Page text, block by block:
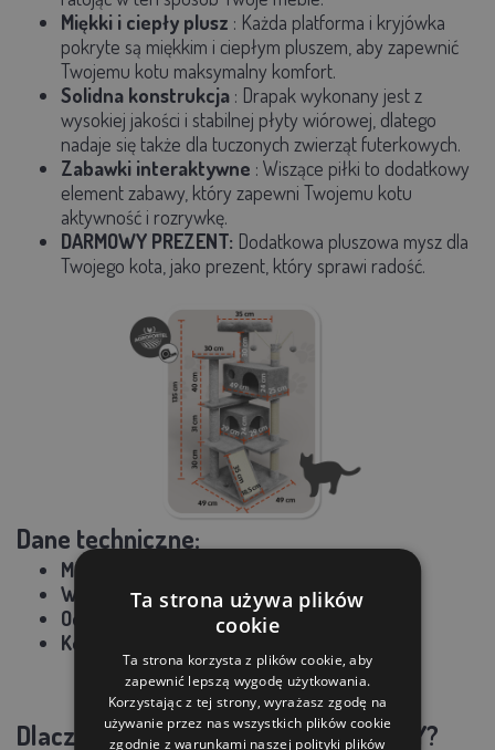
Miękki i ciepły plusz : Każda platforma i kryjówka
pokryte są miękkim i ciepłym pluszem, aby zapewnić
Twojemu kotu maksymalny komfort.
Solidna konstrukcja : Drapak wykonany jest z
wysokiej jakości i stabilnej płyty wiórowej, dlatego
nadaje się także dla tuczonych zwierząt futerkowych.
Zabawki interaktywne : Wiszące piłki to dodatkowy
element zabawy, który zapewni Twojemu kotu
aktywność i rozrywkę.
DARMOWY PREZENT: Dodatkowa pluszowa mysz dla
Twojego kota, jako prezent, który sprawi radość.
Dane techniczne:
Materiały
Wymiary całkowite : 49 × 49 × 135 cm
Odpowiedni dla kotów do: 5 kg
Kolor
Dlaczego warto wybrać drapak KITTY?
Ta strona używa plików
cookie
Ta strona korzysta z plików cookie, aby
zapewnić lepszą wygodę użytkowania.
Korzystając z tej strony, wyrażasz zgodę na
używanie przez nas wszystkich plików cookie
zgodnie z warunkami naszej polityki plików